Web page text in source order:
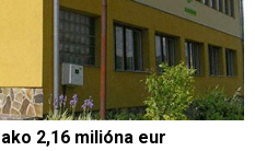
2,16 milióna eur